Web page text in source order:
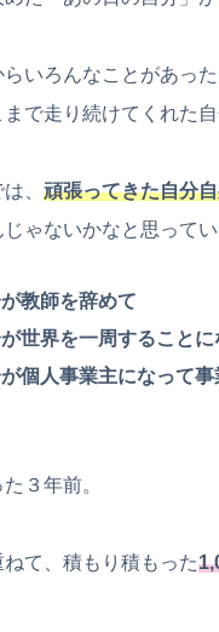
いろんなことがあっ
で走り続けてくれた自
、 頑張ってきた自分
ゃないかなと思ってい
教師を辞めて
世界を一周することに
個人事業主になって
３年前。
て、積もり積もった